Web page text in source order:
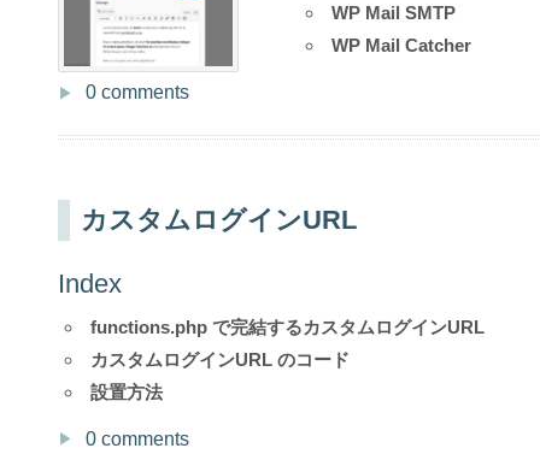
WP Mail SMTP
WP Mail Catcher
0 comments
カスタムログインURL
Index
functions.php で完結するカスタムログインURL
カスタムログインURL のコード
設置方法
0 comments